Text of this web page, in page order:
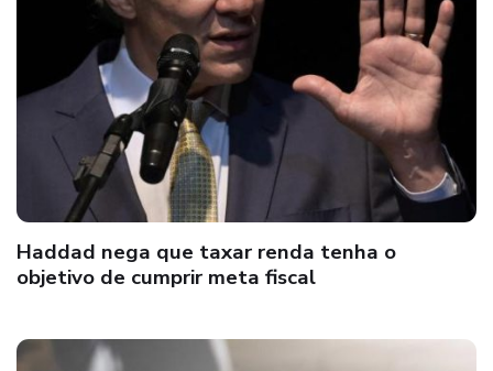
Haddad nega que taxar renda tenha o
objetivo de cumprir meta fiscal